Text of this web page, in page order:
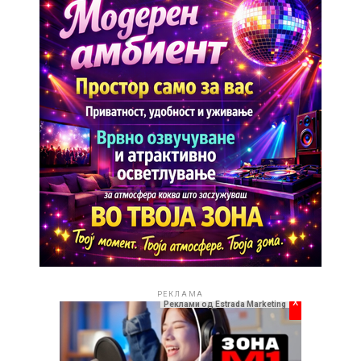
„До неба“ носи препознатлива балканска емоција
спакувана во модерен звук. Огнен уште еднаш
„Скопско лето“ е вистинскиот избор. Без разлика
дали сте љубител на класичната музика, театарот,
современата уметност или книжевноста, програмата
нуди содржини за сечиј вкус.
РЕКЛАМА
РЕКЛАМА
Реклами од Estrada Marketing x